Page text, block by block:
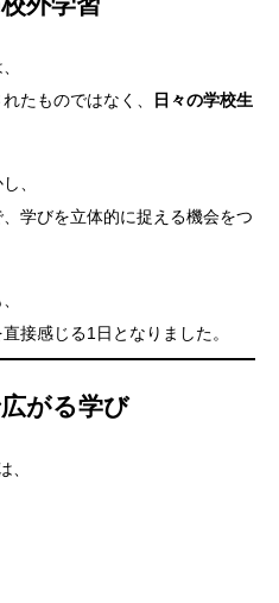
たものではなく、
日々の学校生
、
学びを立体的に捉える機会をつ
接感じる1日となりました。
がる学び
、